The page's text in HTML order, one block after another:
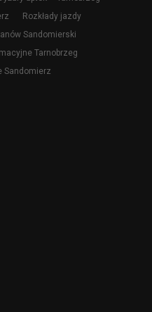
Rozkłady jazdy
Sandomierski
Tarnobrzeg
Sandomierz